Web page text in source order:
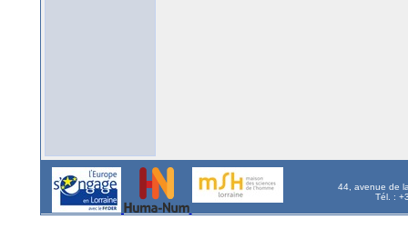
44, avenue de
Tél. :